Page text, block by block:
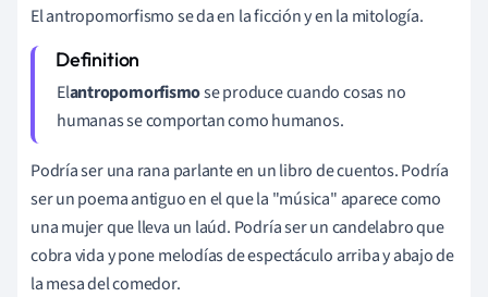
El antropomorfismo se da en la ficción y en la mitología.
Elantropomorfismose produce cuando cosas no
humanas se comportan como humanos.
Podría ser una rana parlante en un libro de cuentos. Podría
ser un poema antiguo en el que la "música" aparece como
una mujer que lleva un laúd. Podría ser un candelabro que
cobra vida y pone melodías de espectáculo arriba y abajo de
la mesa del comedor.